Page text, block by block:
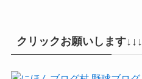
クリックお願いします↓↓↓